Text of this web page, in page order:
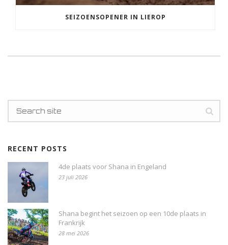
SEIZOENSOPENER IN LIEROP
RECENT POSTS
4de plaats voor Shana in Engeland
23 juli 2026
Shana begint het seizoen op een 10de plaats in
Frankrijk
28 mei 2026